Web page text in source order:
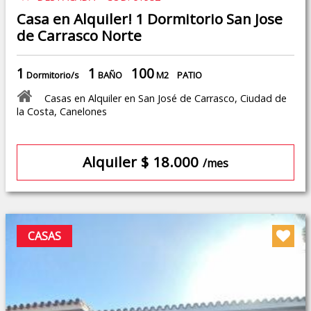
Casa en Alquiler! 1 Dormitorio San Jose
de Carrasco Norte
1 Dormitorio/s 1 BAÑO 100M2 PATIO
Casas en Alquiler en San José de Carrasco, Ciudad de
la Costa, Canelones
Alquiler $ 18.000 /mes
CASAS